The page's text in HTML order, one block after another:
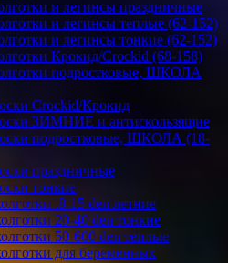
и легинсы праздничные
и легинсы теплые (62-152)
и легинсы тонкие (62-152)
Крокид/Crockid (68-158)
подростковые, ШКОЛА
Crockid/Крокид
ЗИМНИЕ и антискользящие
подростковые, ШКОЛА (18-
праздничные
тонкие
.8-15 den летние
20-40 den тонкие
50-600 den теплые
для беременных